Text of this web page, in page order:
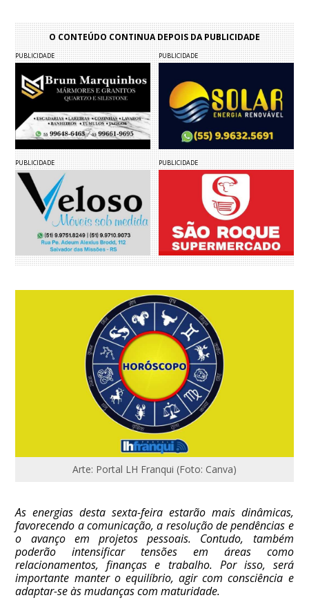
O CONTEÚDO CONTINUA DEPOIS DA PUBLICIDADE
PUBLICIDADE PUBLICIDADE
PUBLICIDADE PUBLICIDADE
Arte: Portal LH Franqui (Foto: Canva)
As energias desta sexta-feira estarão mais dinâmicas,
favorecendo a comunicação, a resolução de pendências e
o avanço em projetos pessoais. Contudo, também
poderão intensificar tensões em áreas como
relacionamentos, finanças e trabalho. Por isso, será
importante manter o equilíbrio, agir com consciência e
adaptar-se às mudanças com maturidade.